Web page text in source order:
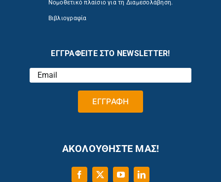
Νομοθετικό πλαίσιο για τη Διαμεσολάβηση.
Βιβλιογραφία
ΕΓΓΡΑΦΕΙΤΕ ΣΤΟ NEWSLETTER!
ΑΚΟΛΟΥΘΗΣΤΕ ΜΑΣ!